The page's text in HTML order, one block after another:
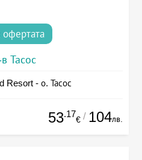
офертата
Тасос
Resort - о. Тасос
53.17
€ / 104лв.